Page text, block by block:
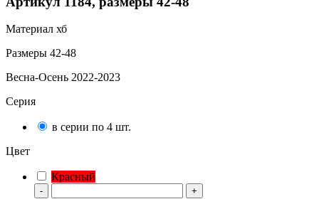
Материал хб
Размеры 42-48
Весна-Осень 2022-2023
Серия
в серии по 4 шт.
Цвет
Красный
- +